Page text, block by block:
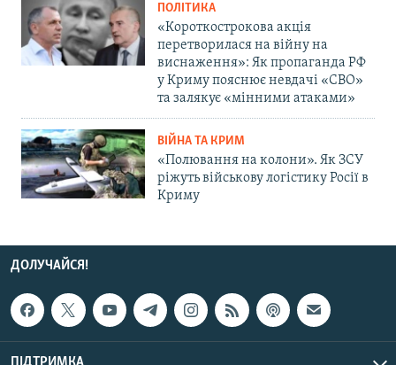
ПОЛІТИКА
«Короткострокова акція
перетворилася на війну на
виснаження»: Як пропаганда РФ
у Криму пояснює невдачі «СВО»
та залякує «мінними атаками»
ВІЙНА ТА КРИМ
«Полювання на колони». Як ЗСУ
ріжуть військову логістику Росії в
Криму
ДОЛУЧАЙСЯ!